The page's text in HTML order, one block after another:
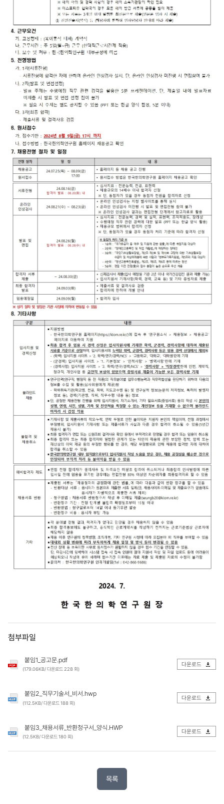
첨부파일
붙임1_공고문.pdf
(179.06KB/ 다운로드 228 회)
다운로드
붙임2_직무기술서_비서.hwp
(112.5KB/ 다운로드 188 회)
다운로드
붙임3_채용서류_반환청구서_양식.HWP
(12.5KB/ 다운로드 180 회)
다운로드
목록